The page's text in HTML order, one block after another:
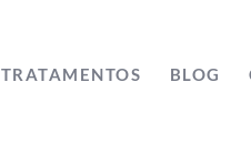
TRATAMENTOS BLOG